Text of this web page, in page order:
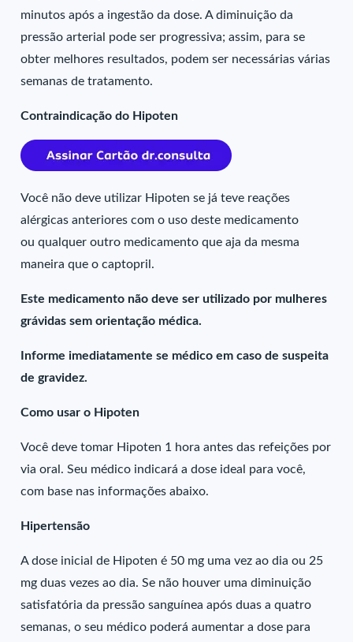
minutos após a ingestão da dose. A diminuição da
pressão arterial pode ser progressiva; assim, para se
obter melhores resultados, podem ser necessárias várias
semanas de tratamento.
Contraindicação do Hipoten
Você não deve utilizar Hipoten se já teve reações
alérgicas anteriores com o uso deste medicamento
ou qualquer outro medicamento que aja da mesma
maneira que o captopril.
Este medicamento não deve ser utilizado por mulheres
grávidas sem orientação médica.
Informe imediatamente se médico em caso de suspeita
de gravidez.
Como usar o Hipoten
Você deve tomar Hipoten 1 hora antes das refeições por
via oral. Seu médico indicará a dose ideal para você,
com base nas informações abaixo.
Hipertensão
A dose inicial de Hipoten é 50 mg uma vez ao dia ou 25
mg duas vezes ao dia. Se não houver uma diminuição
satisfatória da pressão sanguínea após duas a quatro
semanas, o seu médico poderá aumentar a dose para